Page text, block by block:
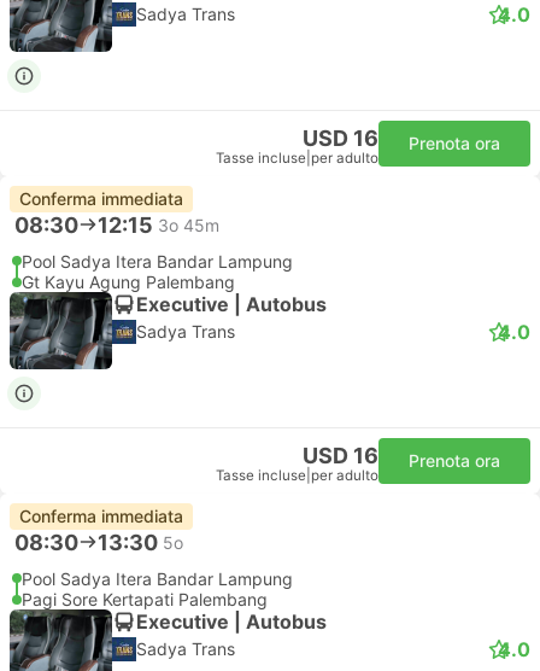
Sadya Trans 4.0
USD 16
Tasse incluse per adulto
Prenota ora
Conferma immediata
08:30 12:15 3o 45m
Pool Sadya Itera Bandar Lampung
Gt Kayu Agung Palembang
Executive | Autobus
Sadya Trans 4.0
USD 16
Tasse incluse per adulto
Prenota ora
Conferma immediata
08:30 13:30 5o
Pool Sadya Itera Bandar Lampung
Pagi Sore Kertapati Palembang
Executive | Autobus
Sadya Trans 4.0